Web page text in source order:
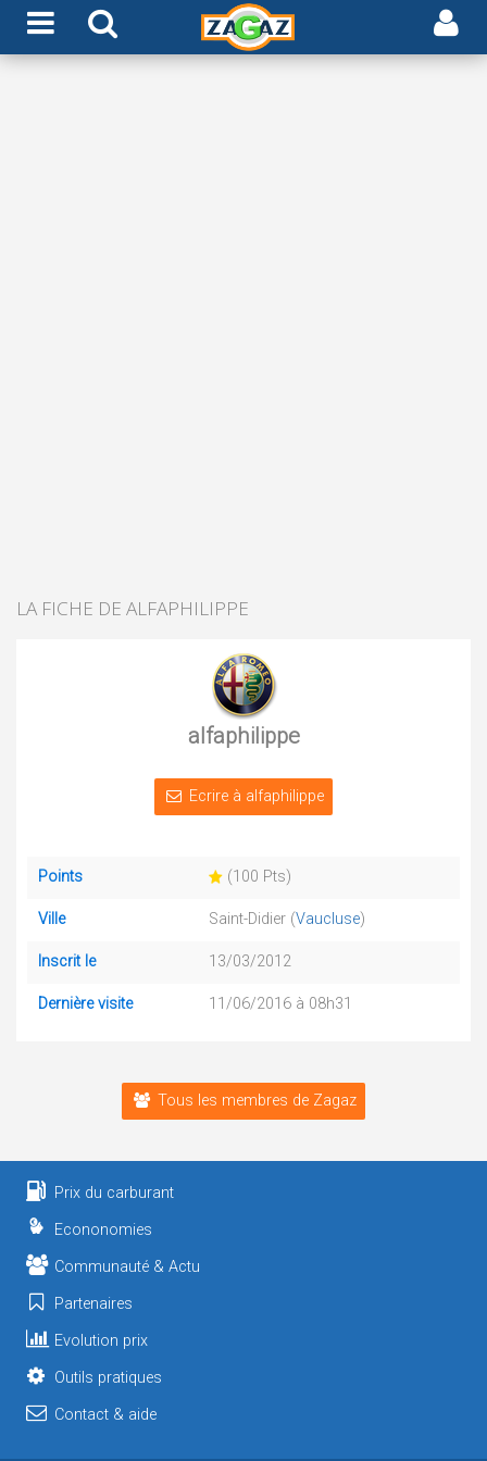
LA FICHE DE ALFAPHILIPPE
alfaphilippe
Ecrire à alfaphilippe
Points (100 Pts)
Ville Saint-Didier (Vaucluse)
Inscrit le 13/03/2012
Dernière visite 11/06/2016 à 08h31
Tous les membres de Zagaz
Prix du carburant
Econonomies
Communauté & Actu
Partenaires
Evolution prix
Outils pratiques
Contact & aide